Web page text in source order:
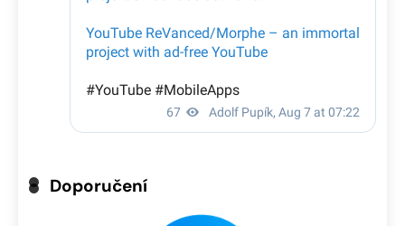
Doporučení